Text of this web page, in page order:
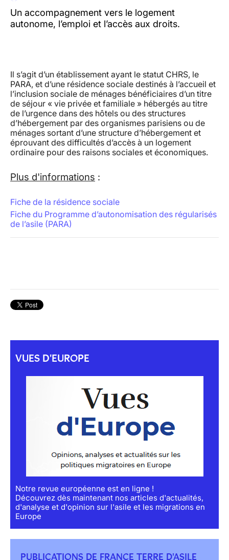
Un accompagnement vers le logement
autonome, l’emploi et l’accès aux droits.
Il s’agit d’un établissement ayant le statut CHRS, le
PARA, et d’une résidence sociale destinés à l’accueil et
l’inclusion sociale de ménages bénéficiaires d’un titre
de séjour « vie privée et familiale » hébergés au titre
de l’urgence dans des hôtels ou des structures
d’hébergement par des organismes parisiens ou de
ménages sortant d’une structure d’hébergement et
éprouvant des difficultés d’accès à un logement
ordinaire pour des raisons sociales et économiques.
Plus d'informations :
Fiche de la résidence sociale
Fiche du Programme d’autonomisation des régularisés
de l’asile (PARA)
VUES D'EUROPE
Notre revue européenne est en ligne !
Découvrez dès maintenant nos articles d'actualités,
d'analyse et d'opinion sur l'asile et les migrations en
Europe
PUBLICATIONS DE FRANCE TERRE D'ASILE